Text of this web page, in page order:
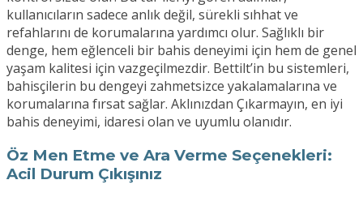
kullanıcıların sadece anlık değil, sürekli sıhhat ve
refahlarını de korumalarına yardımcı olur. Sağlıklı bir
denge, hem eğlenceli bir bahis deneyimi için hem de genel
yaşam kalitesi için vazgeçilmezdir. Bettilt’in bu sistemleri,
bahisçilerin bu dengeyi zahmetsizce yakalamalarına ve
korumalarına fırsat sağlar. Aklınızdan Çıkarmayın, en iyi
bahis deneyimi, idaresi olan ve uyumlu olanıdır.
Öz Men Etme ve Ara Verme Seçenekleri:
Acil Durum Çıkışınız